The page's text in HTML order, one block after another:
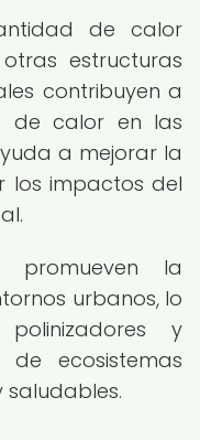
de calor
estructuras
contribuyen a
de calor en las
a mejorar la
los impactos del
promueven la
urbanos, lo
y
ecosistemas
saludables.